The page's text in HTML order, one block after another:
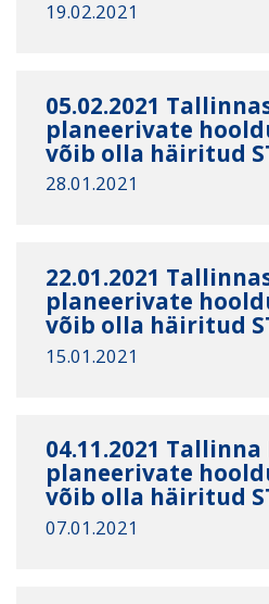
19.02.2021
05.02.2021
planeerivate
võib olla häiritud
28.01.2021
22.01.2021
planeerivate
võib olla häiritud
15.01.2021
04.11.2021
planeerivate
võib olla häiritud
07.01.2021